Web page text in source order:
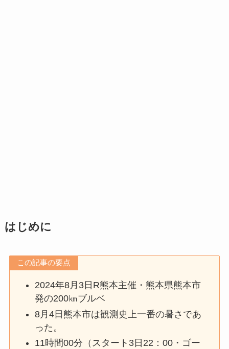
はじめに
この記事の要点
2024年8月3日R熊本主催・熊本県熊本市
発の200㎞ブルベ
8月4日熊本市は観測史上一番の暑さであ
った。
11時間00分（スタート3日22：00・ゴー